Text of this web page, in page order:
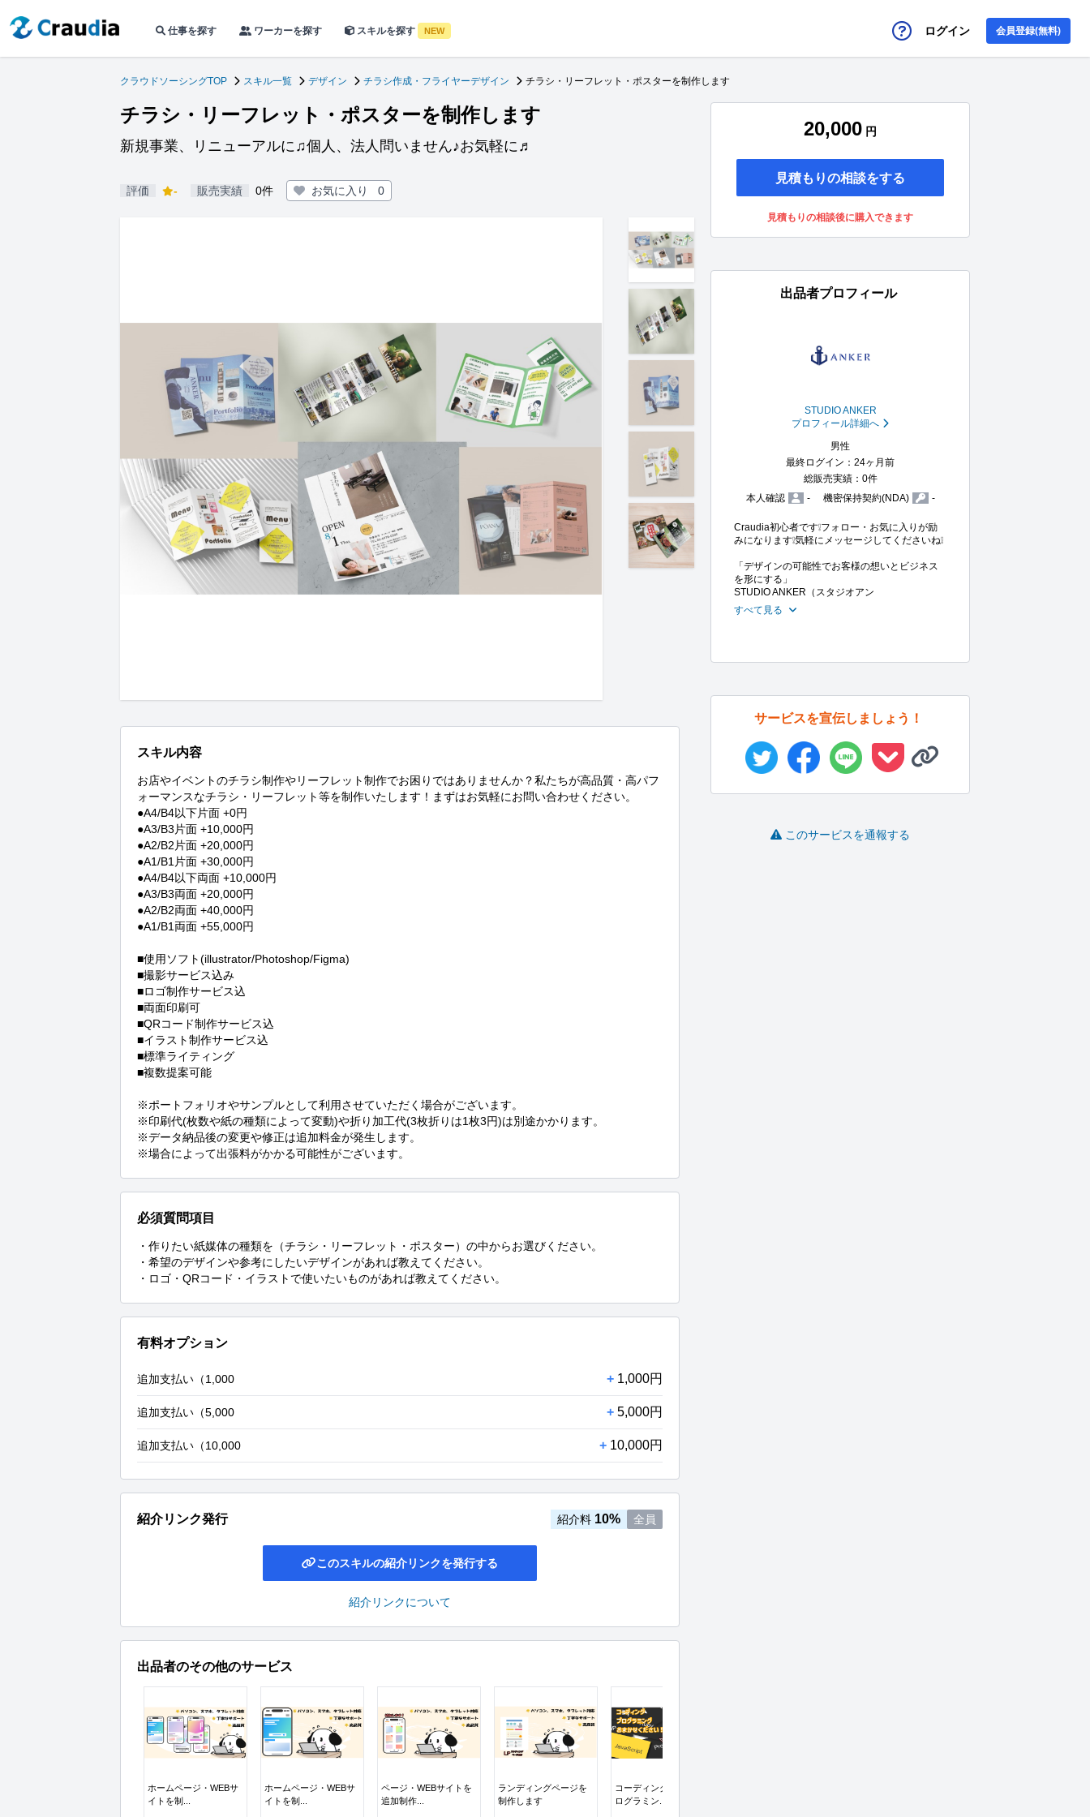
仕事を探す ワーカーを探す スキルを探す NEW ログイン 会員登録(無料)
クラウドソーシングTOP スキル一覧 デザイン チラシ作成・フライヤーデザイン チラシ・リーフレット・ポスターを制作します
チラシ・リーフレット・ポスターを制作します
新規事業、リニューアルに♫個人、法人問いません♪お気軽に♬
評価 - 販売実績 0件 お気に入り 0
スキル内容
お店やイベントのチラシ制作やリーフレット制作でお困りではありませんか？私たちが高品質・高パフ
ォーマンスなチラシ・リーフレット等を制作いたします！まずはお気軽にお問い合わせください。
●A4/B4以下片面 +0円
●A3/B3片面 +10,000円
●A2/B2片面 +20,000円
●A1/B1片面 +30,000円
●A4/B4以下両面 +10,000円
●A3/B3両面 +20,000円
●A2/B2両面 +40,000円
●A1/B1両面 +55,000円
■使用ソフト(illustrator/Photoshop/Figma)
■撮影サービス込み
■ロゴ制作サービス込
■両面印刷可
■QRコード制作サービス込
■イラスト制作サービス込
■標準ライティング
■複数提案可能
※ポートフォリオやサンプルとして利用させていただく場合がございます。
※印刷代(枚数や紙の種類によって変動)や折り加工代(3枚折りは1枚3円)は別途かかります。
※データ納品後の変更や修正は追加料金が発生します。
※場合によって出張料がかかる可能性がございます。
必須質問項目
・作りたい紙媒体の種類を（チラシ・リーフレット・ポスター）の中からお選びください。
・希望のデザインや参考にしたいデザインがあれば教えてください。
・ロゴ・QRコード・イラストで使いたいものがあれば教えてください。
有料オプション
追加支払い（1,000 + 1,000円
追加支払い（5,000 + 5,000円
追加支払い（10,000 + 10,000円
紹介リンク発行 紹介料 10% 全員
このスキルの紹介リンクを発行する
紹介リンクについて
出品者のその他のサービス
ホームページ・WEBサ
イトを制...
ホームページ・WEBサ
イトを制...
ページ・WEBサイトを
追加制作...
ランディングページを
制作します
コーディング代行（プ
ログラミン...
20,000 円
見積もりの相談をする
見積もりの相談後に購入できます
出品者プロフィール
STUDIO ANKER
プロフィール詳細へ
男性
最終ログイン：24ヶ月前
総販売実績：0件
本人確認
- 機密保持契約(NDA) -
Craudia初心者です❕️フォロー・お気に入りが励
みになります❕️気軽にメッセージしてくださいね❕️
「デザインの可能性でお客様の想いとビジネス
を形にする」
STUDIO ANKER（スタジオアン
すべて見る
サービスを宣伝しましょう！
このサービスを通報する